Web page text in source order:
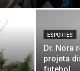
ESPORTES
Dr. Nora
projeta
futebol